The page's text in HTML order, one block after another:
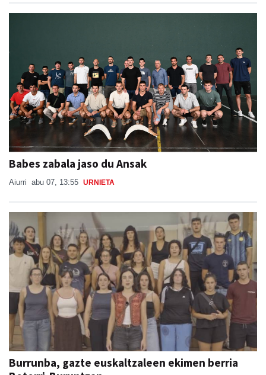
Babes zabala jaso du Ansak
Aiurri abu 07, 13:55 URNIETA
Burrunba, gazte euskaltzaleen ekimen berria